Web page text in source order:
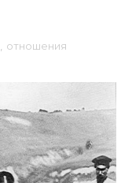
отношения